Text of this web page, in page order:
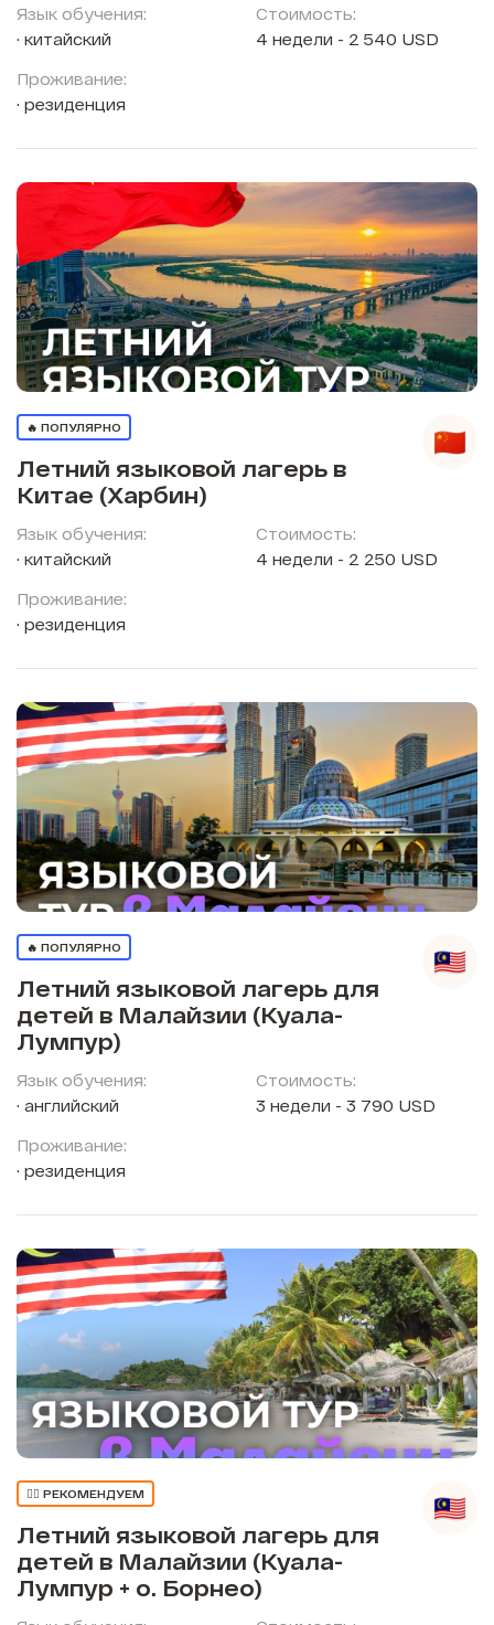
Язык обучения:
китайский
Проживание:
резиденция
Стоимость:
4 недели - 2 540 USD
🔥 ПОПУЛЯРНО
Летний языковой лагерь в
Китае (Харбин)
Язык обучения:
китайский
Проживание:
резиденция
Стоимость:
4 недели - 2 250 USD
🔥 ПОПУЛЯРНО
Летний языковой лагерь для
детей в Малайзии (Куала-
Лумпур)
Язык обучения:
английский
Проживание:
резиденция
Стоимость:
3 недели - 3 790 USD
👍🏼 РЕКОМЕНДУЕМ
Летний языковой лагерь для
детей в Малайзии (Куала-
Лумпур + о. Борнео)